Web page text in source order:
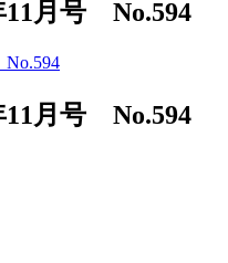
月号 No.594
月号 No.594